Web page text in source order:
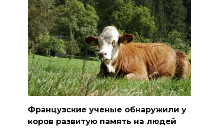
Французские ученые обнаружили у
коров развитую память на людей